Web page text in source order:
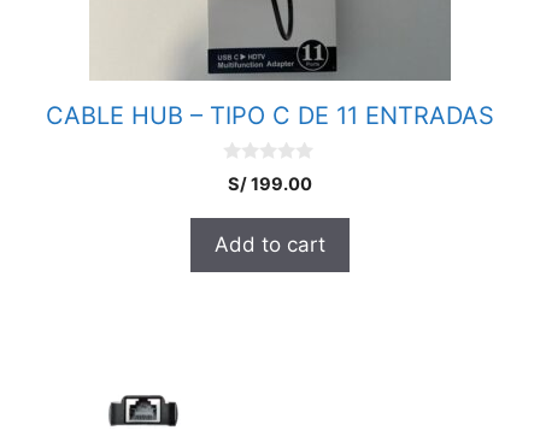
CABLE HUB – TIPO C DE 11 ENTRADAS
0
o
o
5
S/199.00
Add to cart